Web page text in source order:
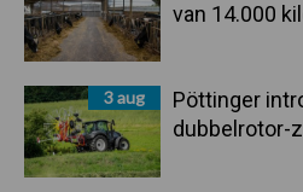
van 14.000
3 aug
Pöttinger
dubbelrotor-